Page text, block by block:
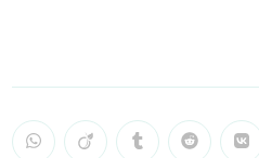
Opens
Opens
Opens
Opens